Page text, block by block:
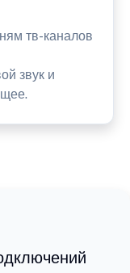
тв-каналов
звук и